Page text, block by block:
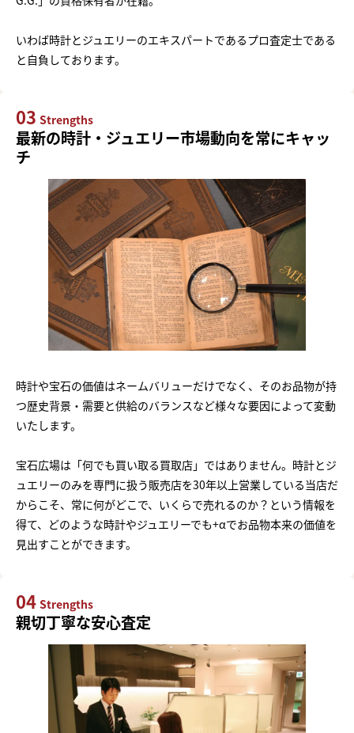
いわば時計とジュエリーのエキスパートであるプロ査定士である
と自負しております。
03 Strengths
最新の時計・ジュエリー市場動向を常にキャッ
チ
時計や宝石の価値はネームバリューだけでなく、そのお品物が持
つ歴史背景・需要と供給のバランスなど様々な要因によって変動
いたします。
宝石広場は「何でも買い取る買取店」ではありません。時計とジ
ュエリーのみを専門に扱う販売店を30年以上営業している当店だ
からこそ、常に何がどこで、いくらで売れるのか？という情報を
得て、どのような時計やジュエリーでも+αでお品物本来の価値を
見出すことができます。
04 Strengths
親切丁寧な安心査定